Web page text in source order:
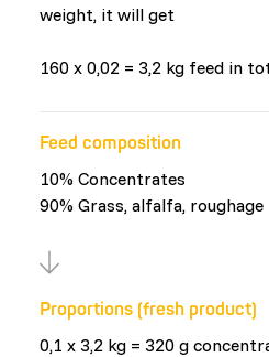
weight, it will get
160 x 0,02 = 3,2 kg feed in
Feed composition
10% Concentrates
90% Grass, alfalfa, roughage
Proportions (fresh product)
0,1 x 3,2 kg = 320 g